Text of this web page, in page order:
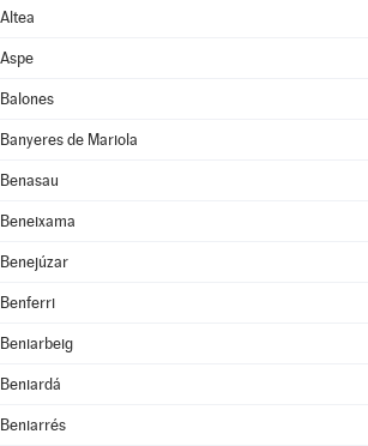
Altea
Aspe
Balones
Banyeres de Mariola
Benasau
Beneixama
Benejúzar
Benferri
Beniarbeig
Beniardá
Beniarrés